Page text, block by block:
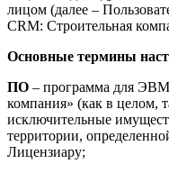
лицом (далее –
CRM: Строительная
Основные термины
ПО – программа для ЭВМ
компания» (как в целом,
исключительные
территории,
Лицензиару;